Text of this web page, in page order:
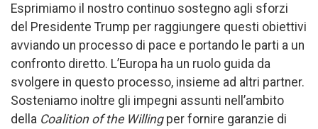
Esprimiamo il nostro continuo sostegno agli sforzi
del Presidente Trump per raggiungere questi obiettivi
avviando un processo di pace e portando le parti a un
confronto diretto. L’Europa ha un ruolo guida da
svolgere in questo processo, insieme ad altri partner.
Sosteniamo inoltre gli impegni assunti nell’ambito
della Coalition of the Willingper fornire garanzie di